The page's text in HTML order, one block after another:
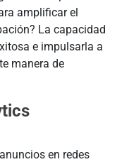
amplificar el
La capacidad
e impulsarla a
manera de
en redes